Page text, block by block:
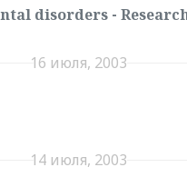
disorders -
16 июля, 2003
14 июля, 2003